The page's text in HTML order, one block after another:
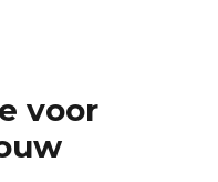
voor